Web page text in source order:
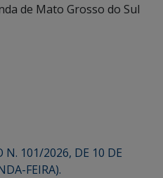
de Mato Grosso do Sul
N. 101/2026, DE 10 DE
FEIRA).